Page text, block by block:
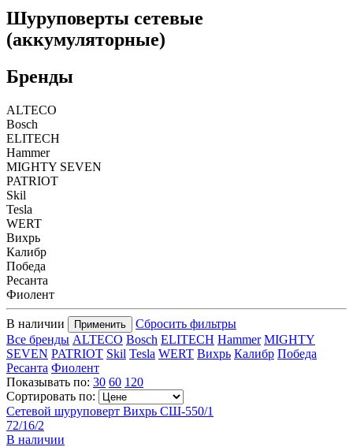
Шуруповерты сетевые
(аккумуляторные)
Бренды
ALTECO
Bosch
ELITECH
Hammer
MIGHTY SEVEN
PATRIOT
Skil
Tesla
WERT
Вихрь
Калибр
Победа
Ресанта
Фиолент
В наличии Применить
Сбросить фильтры
Все бренды ALTECO Bosch ELITECH Hammer MIGHTY
SEVEN PATRIOT Skil Tesla WERT Вихрь Калибр Победа
Ресанта Фиолент
Показывать по: 30 60 120
Сортировать по:
Сетевой шуруповерт Вихрь СШ-550/1
72/16/2
В наличии